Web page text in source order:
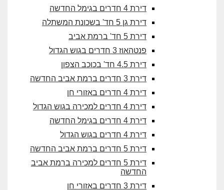
דירת 4 חדרים בגימל החדשה
דירת גן 5 חד' בשכונת המשתלה
דירת 5 חד' ברמת אביב
פנטהאוז 3 חדרים בגוש הגדול
דירת 4.5 חד' בכוכב הצפון
דירת 3 חדרים ברמת אביב החדשה
דירת 4 חדרים באזורי חן
דירת 4 חדרים למכירה בגוש הגדול
דירת 4 חדרים בגימל החדשה
דירת 4 חדרים בגוש הגדול
דירת 5 חדרים ברמת אביב החדשה
דירת 5 חדרים למכירה ברמת אביב
החדשה
דירת 3 חדרים באזורי חן